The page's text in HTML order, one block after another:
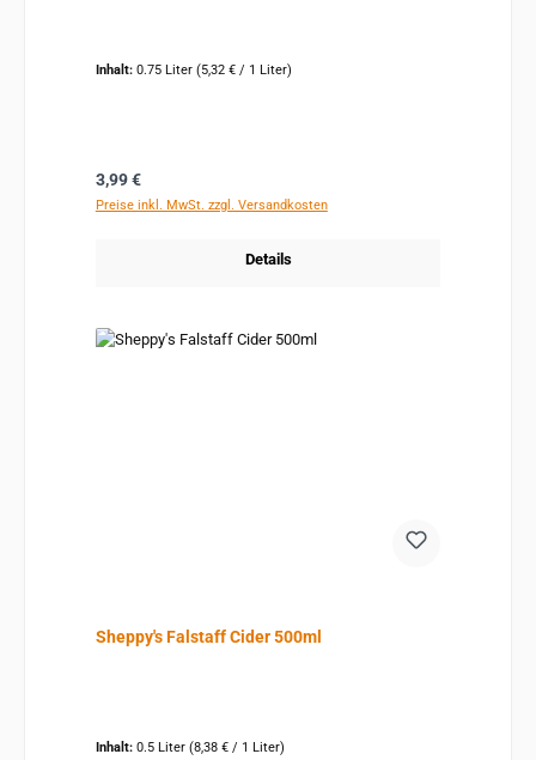
Inhalt: 0.75 Liter (5,32 € / 1 Liter)
Regulärer Preis:
3,99 €
Preise inkl. MwSt. zzgl. Versandkosten
Details
Sheppy's Falstaff Cider 500ml
Inhalt: 0.5 Liter (8,38 € / 1 Liter)